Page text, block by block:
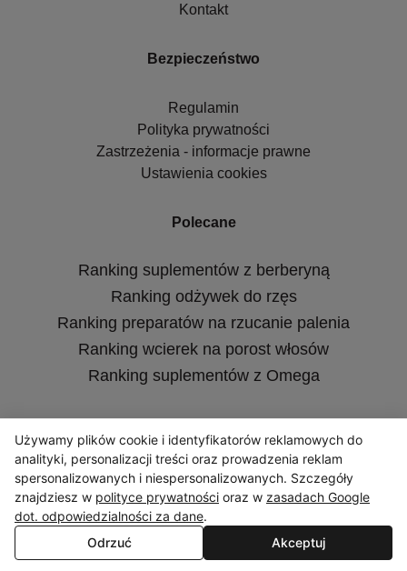
Kontakt
Bezpieczeństwo
Regulamin
Polityka prywatności
Zastrzeżenia - informacje prawne
Ustawienia cookies
Polecane
Ranking suplementów z berberyną
Ranking odżywek do rzęs
Ranking preparatów na rzucanie palenia
Ranking wcierek na porost włosów
Ranking suplementów z Omega
Wersje językowe
Używamy plików cookie i identyfikatorów reklamowych do
analityki, personalizacji treści oraz prowadzenia reklam
spersonalizowanych i niespersonalizowanych. Szczegóły
znajdziesz w polityce prywatności oraz w zasadach Google
dot. odpowiedzialności za dane.
Odrzuć
Akceptuj